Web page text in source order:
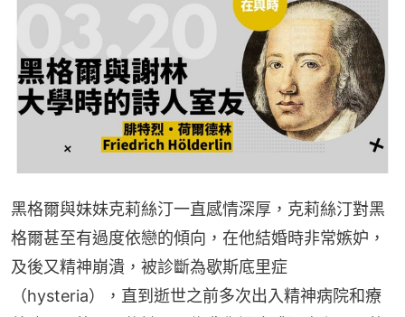
黑格爾與妹妹克莉絲汀一直感情深厚，克莉絲汀對黑
格爾甚至有過度依戀的傾向，在他結婚時非常嫉妒，
及後又精神崩潰，被診斷為歇斯底里症
（hysteria），直到逝世之前多次出入精神病院和療